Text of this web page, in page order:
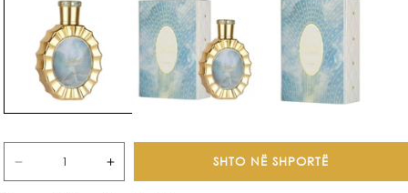
Zvogëlo
Rrit
SHTO NË SHPORTË